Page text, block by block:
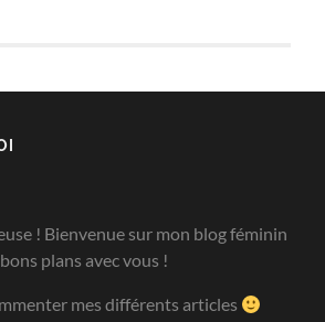
! Bienvenue sur mon blog féminin
plans avec vous !
mes différents articles